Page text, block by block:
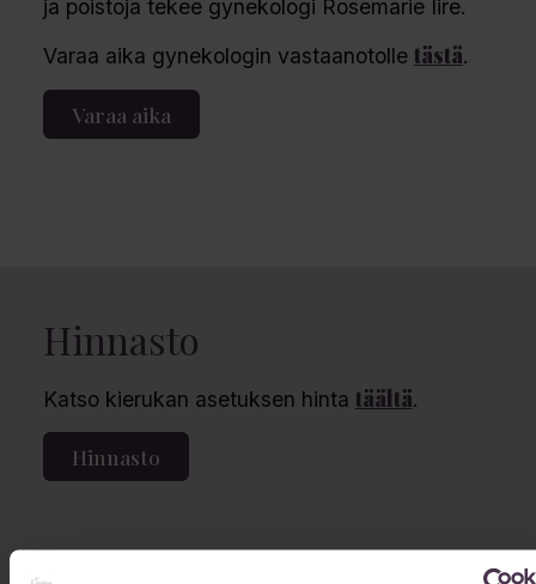
ja poistoja tekee gynekologi Rosemarie Iire.
Varaa aika gynekologin vastaanotolle tästä.
Varaa aika
Hinnasto
Katso kierukan asetuksen hinta täältä.
Hinnasto